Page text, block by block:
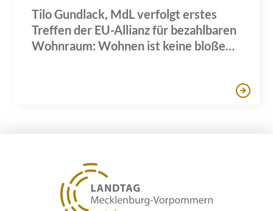
Tilo Gundlack, MdL verfolgt erstes
Treffen der EU-Allianz für bezahlbaren
Wohnraum: Wohnen ist keine bloße